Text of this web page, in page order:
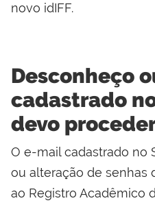
novo idIFF.
Desconheço
cadastrado
devo
O e-mail cadastrado no
ou alteração de senhas
ao Registro Acadêmico